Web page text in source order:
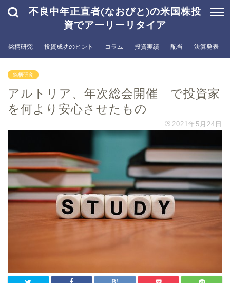
不良中年正直者(なおびと)の米国株投
資でアーリーリタイア
銘柄研究 投資成功のヒント コラム 投資実績 配当 決算発表
銘柄研究
アルトリア、年次総会開催 で投資家
を何より安心させたもの
2021年5月24日